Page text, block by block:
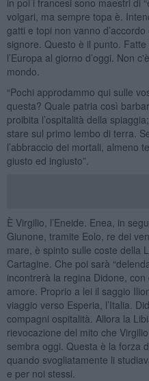
volgari, ma sempre topa è.
gatti e topi non vanno
signore. Questo è il punto.
l’Europa al giorno d’oggi. Non
mondo.
“Pochi approdammo qui sulle
questa? Quale patria così
proibita l’ospitalità della
stare sul primo lembo di terra.
l’abbraccio dei mortali, almeno
giusto ed ingiusto”.
È Virgilio, l’Eneide. Enea, in
Giunone, tramite Eolo, re dei
mare, è spinto sulle coste della
Cartagine. Che poi sarà
incontrerà la regina Didone,
amore. Proprio a lei il saggio
viaggio verso Esperia, l’Italia.
compagni ospitalità. Allora la
rievocazione del mito che
sembra oggi. Questa è la forza
quando svogliatamente li
e per noi stessi.